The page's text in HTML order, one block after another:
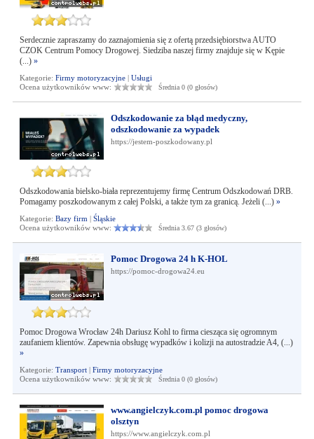
Serdecznie zapraszamy do zaznajomienia się z ofertą przedsiębiorstwa AUTO
CZOK Centrum Pomocy Drogowej. Siedziba naszej firmy znajduje się w Kępie
(...) »
Kategorie: Firmy motoryzacyjne| Usługi
Ocena użytkowników www:
Średnia 0 (0 głosów)
Odszkodowanie za błąd medyczny,
odszkodowanie za wypadek
https://jestem-poszkodowany.pl
Odszkodowania bielsko-biała reprezentujemy firmę Centrum Odszkodowań DRB.
Pomagamy poszkodowanym z całej Polski, a także tym za granicą. Jeżeli (...) »
Kategorie: Bazy firm | Śląskie
Ocena użytkowników www:
Średnia 3.67 (3 głosów)
Pomoc Drogowa 24 h K-HOL
https://pomoc-drogowa24.eu
Pomoc Drogowa Wrocław 24h Dariusz Kohl to firma ciesząca się ogromnym
zaufaniem klientów. Zapewnia obsługę wypadków i kolizji na autostradzie A4, (...)
»
Kategorie: Transport| Firmy motoryzacyjne
Ocena użytkowników www:
Średnia 0 (0 głosów)
www.angielczyk.com.pl pomoc drogowa
olsztyn
https://www.angielczyk.com.pl